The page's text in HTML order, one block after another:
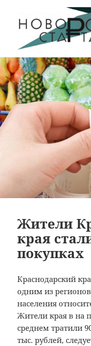
Новорос
Жители
края
покупках
Краснодарский
одним из
населения
Жители края в на
среднем тратили
тыс. рублей,